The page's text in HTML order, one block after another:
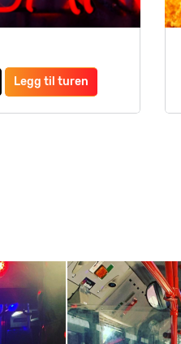
Legg til turen